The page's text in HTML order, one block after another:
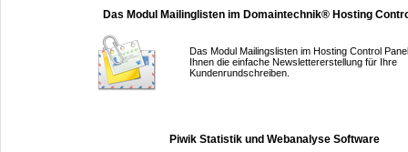
Das Modul Mailinglisten im Domaintechnik® Hosting
Das Modul Mailingslisten im Hosting Control
Ihnen die einfache Newslettererstellung für Ihre
Kundenrundschreiben.
Piwik Statistik und Webanalyse Software